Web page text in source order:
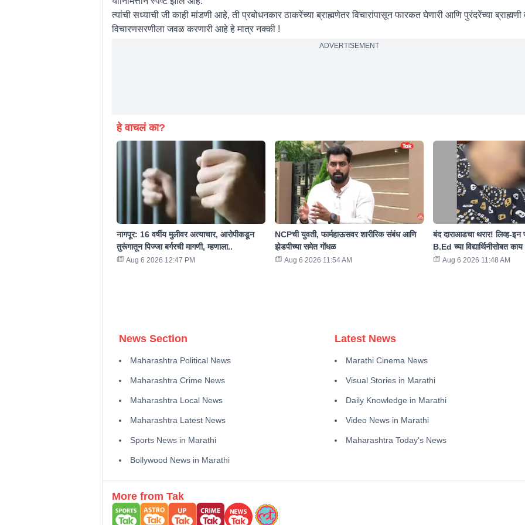
त्यांची सध्याची जी काही मांडणी आहे, ती प्रबोधनकार ठाकरेंच्या ब्राह्मणेतर विचारांपासून फारकत घेणारी आणि पुरंदरेंच्या ब्राह्मणी
विचारणसरणीला जवळ करणारी आहे हे मात्र नक्की !
ADVERTISEMENT
हे वाचलं का?
नागपूर: 16 वर्षीय मुलीवर अत्याचार, आरोपीकडून
तुरूंगातून पिज्जा बर्गरची मागणी, म्हणाला..
Aug 6 2026 12:47 PM
NCPची युवती, फार्महाऊसवर शारीरिक संबंध आणि
झेडपीच्या समेत गोंधळ
Aug 6 2026 11:54 AM
बंद दाराआडचा थरार! लिव्ह-इन
B.Ed च्या विद्यार्थिनीसोबत
Aug 6 2026 11:48 AM
News Section
Maharashtra Political News
Maharashtra Crime News
Maharashtra Local News
Maharashtra Latest News
Sports News in Marathi
Bollywood News in Marathi
Latest News
Marathi Cinema News
Visual Stories in Marathi
Daily Knowledge in Marathi
Video News in Marathi
Maharashtra Today's News
More from Tak